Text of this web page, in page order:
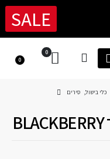
SALE
0
0
כלי בישול, סירים